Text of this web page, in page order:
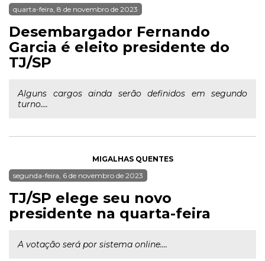
quarta-feira, 8 de novembro de 2023
Desembargador Fernando
Garcia é eleito presidente do
TJ/SP
Alguns cargos ainda serão definidos em segundo
turno....
MIGALHAS QUENTES
segunda-feira, 6 de novembro de 2023
TJ/SP elege seu novo
presidente na quarta-feira
A votação será por sistema online....